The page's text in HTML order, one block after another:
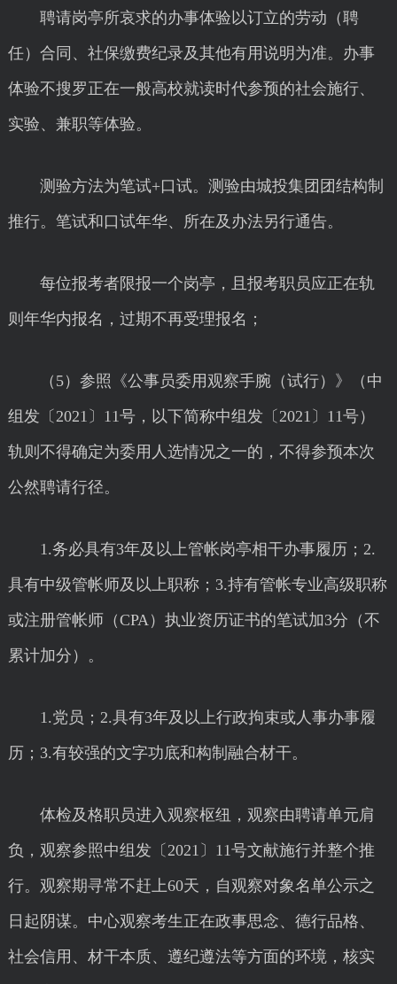
聘请岗亭所哀求的办事体验以订立的劳动（聘
任）合同、社保缴费纪录及其他有用说明为准。办事
体验不搜罗正在一般高校就读时代参预的社会施行、
实验、兼职等体验。
测验方法为笔试+口试。测验由城投集团团结构制
推行。笔试和口试年华、所在及办法另行通告。
每位报考者限报一个岗亭，且报考职员应正在轨
则年华内报名，过期不再受理报名；
（5）参照《公事员委用观察手腕（试行）》（中
组发〔2021〕11号，以下简称中组发〔2021〕11号）
轨则不得确定为委用人选情况之一的，不得参预本次
公然聘请行径。
1.务必具有3年及以上管帐岗亭相干办事履历；2.
具有中级管帐师及以上职称；3.持有管帐专业高级职称
或注册管帐师（CPA）执业资历证书的笔试加3分（不
累计加分）。
1.党员；2.具有3年及以上行政拘束或人事办事履
历；3.有较强的文字功底和构制融合材干。
体检及格职员进入观察枢纽，观察由聘请单元肩
负，观察参照中组发〔2021〕11号文献施行并整个推
行。观察期寻常不赶上60天，自观察对象名单公示之
日起阴谋。中心观察考生正在政事思念、德行品格、
社会信用、材干本质、遵纪遵法等方面的环境，核实